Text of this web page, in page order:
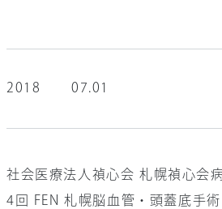
再生可能エネルギー
ロストワックス
お問い合わせ
会社情報
2018 07.01
社会医療法人禎心会 札幌禎心会
4回 FEN 札幌脳血管・頭蓋底手